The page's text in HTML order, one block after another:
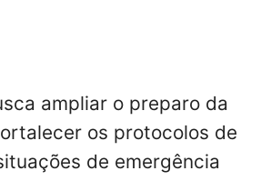
ampliar o preparo da
os protocolos de
de emergência